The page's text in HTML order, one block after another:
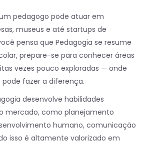
pedagogo pode atuar em
museus e até startups de
pensa que Pedagogia se resume
prepare-se para conhecer áreas
vezes pouco exploradas — onde
pode fazer a diferença.
desenvolve habilidades
mercado, como planejamento
humano, comunicação
isso é altamente valorizado em